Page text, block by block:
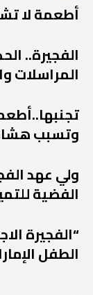
أطعمة لا
الفجيرة..
المراسلات
وتسبب
ولي عهد
الفضية
“الفجيرة
الطفل